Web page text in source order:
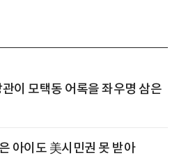
이 모택동 어록을 좌우명 삼은
아이도 美시민권 못 받아